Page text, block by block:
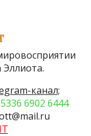
канал;
6902 6444